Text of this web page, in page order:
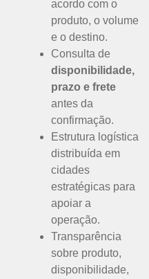
acordo com o
produto, o volume
e o destino.
Consulta de
disponibilidade,
prazo e frete
antes da
confirmação.
Estrutura logística
distribuída em
cidades
estratégicas para
apoiar a
operação.
Transparência
sobre produto,
disponibilidade,